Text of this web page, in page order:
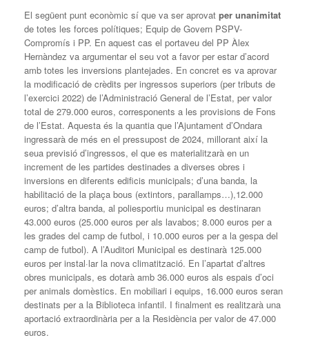
El següent punt econòmic sí que va ser aprovat per unanimitat
de totes les forces polítiques; Equip de Govern PSPV-
Compromís i PP. En aquest cas el portaveu del PP Àlex
Hernàndez va argumentar el seu vot a favor per estar d’acord
amb totes les inversions plantejades. En concret es va aprovar
la modificació de crèdits per ingressos superiors (per tributs de
l’exercici 2022) de l’Administració General de l’Estat, per valor
total de 279.000 euros, corresponents a les provisions de Fons
de l’Estat. Aquesta és la quantia que l’Ajuntament d’Ondara
ingressarà de més en el pressupost de 2024, millorant així la
seua previsió d’ingressos, el que es materialitzarà en un
increment de les partides destinades a diverses obres i
inversions en diferents edificis municipals; d’una banda, la
habilitació de la plaça bous (extintors, parallamps…),12.000
euros; d’altra banda, al poliesportiu municipal es destinaran
43.000 euros (25.000 euros per als lavabos; 8.000 euros per a
les grades del camp de futbol, i 10.000 euros per a la gespa del
camp de futbol). A l’Auditori Municipal es destinarà 125.000
euros per instal·lar la nova climatització. En l’apartat d’altres
obres municipals, es dotarà amb 36.000 euros als espais d’oci
per animals domèstics. En mobiliari i equips, 16.000 euros seran
destinats per a la Biblioteca infantil. I finalment es realitzarà una
aportació extraordinària per a la Residència per valor de 47.000
euros.